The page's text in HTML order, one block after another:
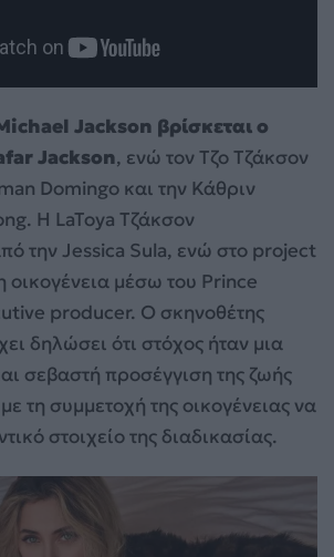
Jackson βρίσκεται ο
Jackson, ενώ τον Τζο Τζάκσον
Domingo και την Κάθριν
Η LaToya Τζάκσον
την Jessica Sula, ενώ στο project
οικογένεια μέσω του Prince
producer. Ο σκηνοθέτης
δηλώσει ότι στόχος ήταν μια
σεβαστή προσέγγιση της ζωής
τη συμμετοχή της οικογένειας να
στοιχείο της διαδικασίας.